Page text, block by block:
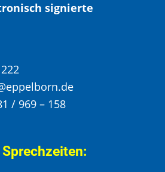
signierte
/ 969 – 158